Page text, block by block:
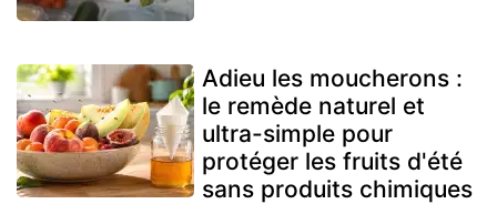
Adieu les moucherons :
le remède naturel et
ultra-simple pour
protéger les fruits d'été
sans produits chimiques